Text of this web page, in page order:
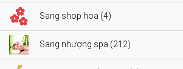
Sang shop hoa (4)
Sang nhượng spa (212)